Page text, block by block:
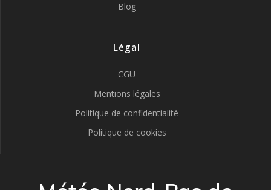
Blog
Légal
CGU
Mentions légales
Politique de confidentialité
Politique de cookies